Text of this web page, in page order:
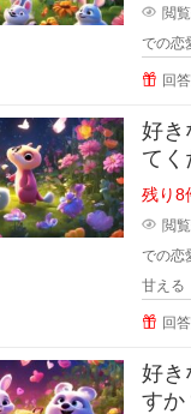
閲
での恋
回
好き
てく
くれ
残り8
閲
での恋
甘える
回
好き
すか